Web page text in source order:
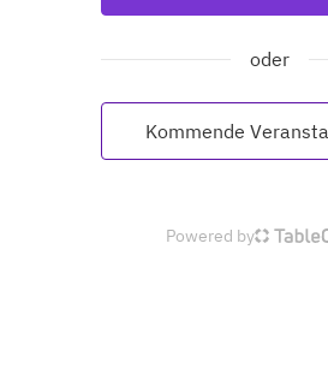
oder
Kommende
Powered by